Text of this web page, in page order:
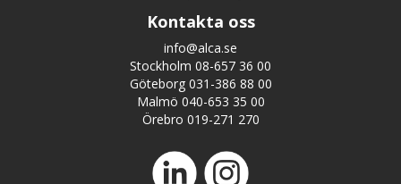
Kontakta oss
info@alca.se
Stockholm 08-657 36 00
Göteborg 031-386 88 00
Malmö 040-653 35 00
Örebro 019-271 270